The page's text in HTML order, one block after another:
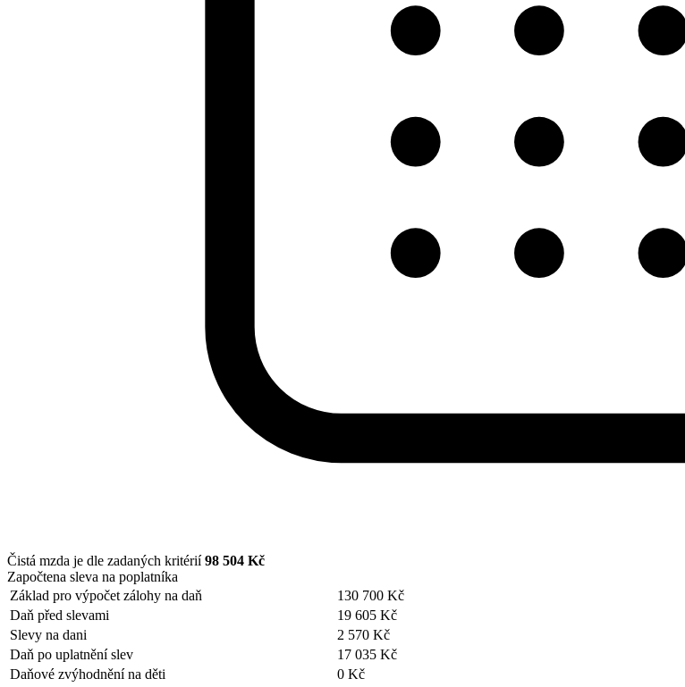
Čistá mzda je dle zadaných kritérií98 504 Kč
Započtena sleva na poplatníka
Základ pro výpočet zálohy na daň
130 700 Kč
Daň před slevami
19 605 Kč
Slevy na dani
2 570 Kč
Daň po uplatnění slev
17 035 Kč
Daňové zvýhodnění na děti
0 Kč